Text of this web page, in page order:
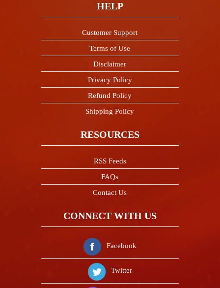
HELP
Customer Support
Terms of Use
Disclaimer
Privacy Policy
Refund Policy
Shipping Policy
RESOURCES
RSS Feeds
FAQs
Contact Us
CONNECT WITH US
Facebook
Twitter